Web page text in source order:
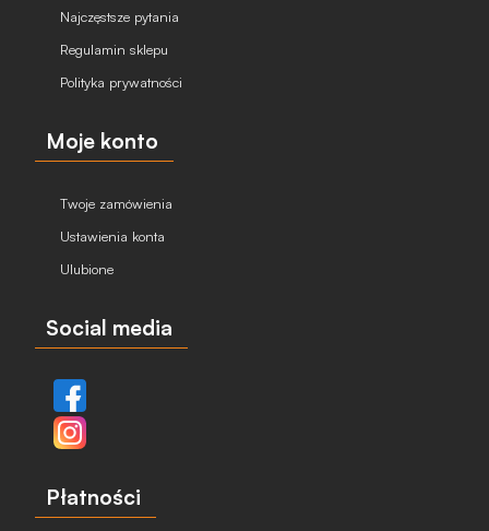
Najczęstsze pytania
Regulamin sklepu
Polityka prywatności
Moje konto
Twoje zamówienia
Ustawienia konta
Ulubione
Social media
Płatności